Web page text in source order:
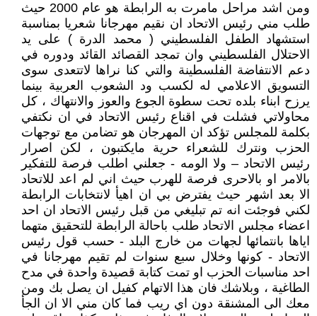
ومن اشد مراحل مامرت به الرابطة هو عام 2000 حيث
طلب مني رئيس الاتحاد ان نقيم مهرجانا شعريا بمناسبة
استشهاد الطفل الفلسطيني ( محمد الدرة ) على يد
الاحتلال الفلسطيني وان تمجد القصائد القائد ودوره في
دعم الانتفاضة الفلسطينة والتي كنا نراها لاتتعدى سوى
التسويق الاعلامي له لكسب ود الشعوب العربية بينما
يرزح ابناء بلده تحت سطوة الجوع والعوز والانتهاك ، كل
محاولاتي فشلت في اقناع رئيس الاتحاد في ان نكتفي
بكلمة للمجلس تؤكد ان المهرجان هو تضامن مع توجهات
الحزب ونترك للشعراء حرية مايكتبون ، لكن اصرار
رئيس الاتحاد – ولا الومه - جعلني اطلب فرصة للتفكير
بالامر او بالاحرى فرصة للهرب حيث اني لم اعد للاتحاد
الا بعد اشهر حيث يفترض بي ان اهيأ لانتخابات الرابطة
لكني فوجئت انه تم تبليغي من قبل رئيس الاتحاد ان احد
اعضاء مجلس الاتحاد طلب باحالة الرابطة للتحقيق متهما
اياها بانتمائها لجهات من خارج البلد - حسب قول رئيس
الاتحاد - كونها وخلال سبع سنوات لم تقيم مهرجانا في
احد مناسبات الحزب او تمت كتابة قصيدة واحدة في مدح
الطاغية ، وبلاشك فان هذا الاتهام كفيل ان يصل بك ومن
معك الى المشنقة دون اي ريب فما كان مني الا ان الجأ